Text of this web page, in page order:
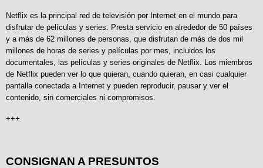
Netflix es la principal red de televisión por Internet en el mundo para
disfrutar de películas y series. Presta servicio en alrededor de 50 países
y a más de 62 millones de personas, que disfrutan de más de dos mil
millones de horas de series y películas por mes, incluidos los
documentales, las películas y series originales de Netflix. Los miembros
de Netflix pueden ver lo que quieran, cuando quieran, en casi cualquier
pantalla conectada a Internet y pueden reproducir, pausar y ver el
contenido, sin comerciales ni compromisos.
+++
CONSIGNAN A PRESUNTOS